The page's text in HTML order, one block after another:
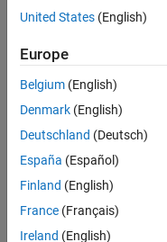
Normes de codage et
Analyse Bug Finder
Générateur principal
Vérifier le comportement
Précision
Reporting
Paramètres d’exécution
Paramètres avancés
(-D)
Définitions de
Rubriques
Specify Polyspace
Specify Polyspace
other IDE-s or scripts.
United States (English)
Europe
Belgium (English)
Denmark (English)
Deutschland (Deutsch)
España (Español)
Finland (English)
France (Français)
Ireland (English)